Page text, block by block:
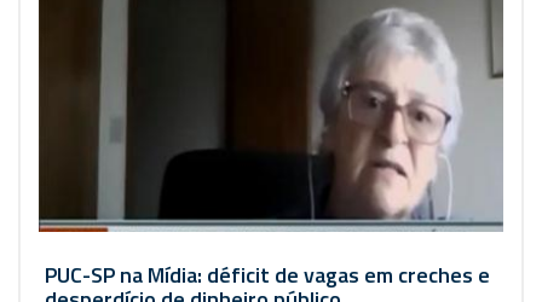
PUC-SP na Mídia: déficit de vagas em creches e